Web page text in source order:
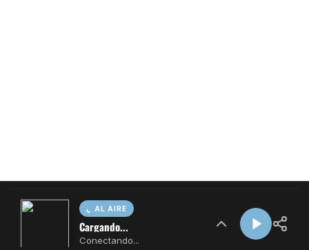
AL AIRE
Cargando...
Conectando...